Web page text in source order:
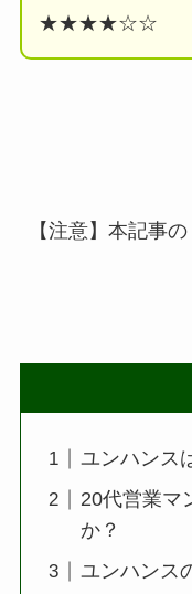
★★★★☆☆
【注意】本記事
ユンハンス
20代営業マ
か？
ユンハンス